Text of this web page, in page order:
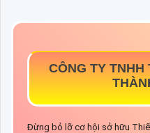
CÔNG TY
Đừng bỏ lỡ cơ hội sở hữu